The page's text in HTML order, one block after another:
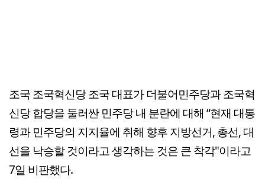
조국 조국혁신당 조국 대표가 더불어민주당과 조국혁
신당 합당을 둘러싼 민주당 내 분란에 대해 “현재 대통
령과 민주당의 지지율에 취해 향후 지방선거, 총선, 대
선을 낙승할 것이라고 생각하는 것은 큰 착각"이라고
7일 비판했다.